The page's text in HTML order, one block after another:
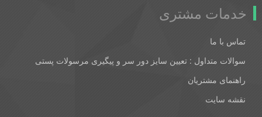
خدمات مشتری
تماس با ما
سوالات متداول : تعیین سایز دور سر و پیگیری مرسولات پستی
راهنمای مشتریان
نقشه سایت